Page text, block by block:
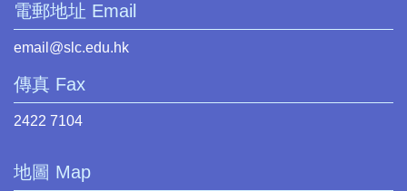
電郵地址 Email
email@slc.edu.hk
傳真 Fax
2422 7104
地圖 Map